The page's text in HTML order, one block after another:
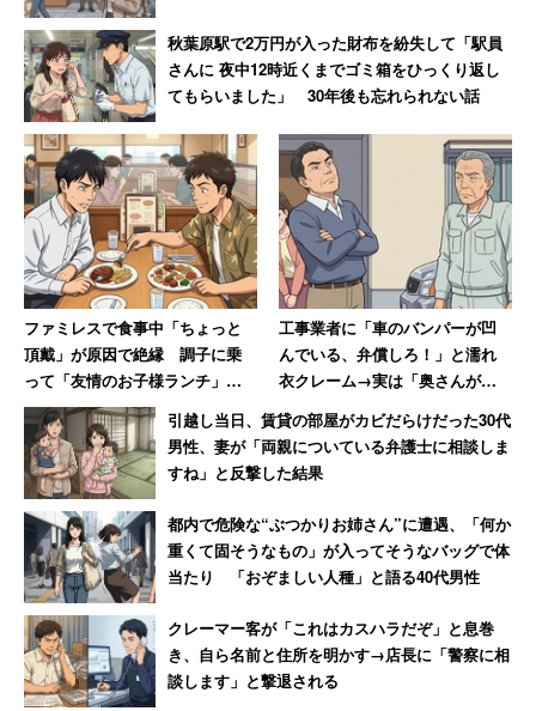
というわけで、3月21日、開店3日めの「オーケー日本橋
久松町店」を訪れてみた。
事前に、地元の人からも少しばかり話を聞いていたが、み
んな口にするのは
「広い、品揃えがいい、安い」
の3つ。
オーケーなんだから当然だろうとは思うが、これまでにな
かったタイプのスーパーが登場したことのインパクトは大
きいようだ。
店舗のある日本橋久松町は、中小のオフィスビルやマンシ
ョンが建ち並ぶエリアだ。町域の南側は公民館や警察署、
小学校や幼稚園がまとまっている。訪れたのは、ちょうど
幼稚園がお迎えの時間。かつては川だった細長い公園・久
松児童遊園には大勢のママ友が集まり、井戸端会議に花を
咲かせている。「この人たちの何割かは年収ウン千万世帯
なのだろう……」などと横目で見ながら、目的地へ向か
秋葉原駅で2万円が入った財布を紛失して「駅員
さんに 夜中12時近くまでゴミ箱をひっくり返し
てもらいました」 30年後も忘れられない話
ファミレスで食事中「ちょっと
頂戴」が原因で絶縁 調子に乗
って「友情のお子様ランチ」を
作ってSNSで“プチバズ”した友
人の末路
工事業者に「車のバンパーが凹
んでいる、弁償しろ！」と濡れ
衣クレーム→実は「奥さんが買
い物に出てぶつけた」、真相判
明も謝罪なし
引越し当日、賃貸の部屋がカビだらけだった30代
男性、妻が「両親についている弁護士に相談しま
すね」と反撃した結果
都内で危険な“ぶつかりお姉さん”に遭遇、「何か
重くて固そうなもの」が入ってそうなバッグで体
当たり 「おぞましい人種」と語る40代男性
クレーマー客が「これはカスハラだぞ」と息巻
き、自ら名前と住所を明かす→店長に「警察に相
談します」と撃退される